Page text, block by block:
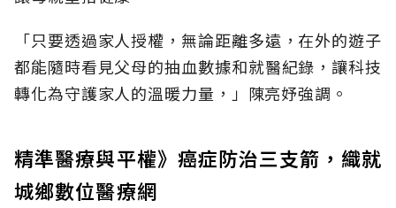
「只要透過家人授權，無論距離多遠，在外的遊子
都能隨時看見父母的抽血數據和就醫紀錄，讓科技
轉化為守護家人的溫暖力量，」陳亮妤強調。
精準醫療與平權》癌症防治三支箭，織就
城鄉數位醫療網